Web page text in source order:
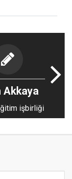
Akkaya
işbirliği